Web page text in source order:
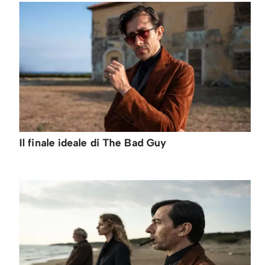
Il finale ideale di The Bad Guy